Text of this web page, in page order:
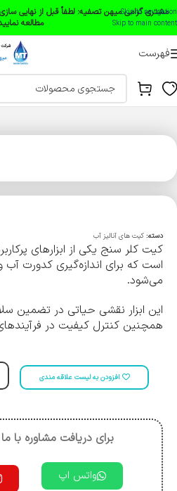
Skip to navigation
Skip to main content
مشتری گرامی میهن تصفیه: لطفاً قبل از نهایی
مطالعه
فهرست
دسته: کیت های آنالیز آب
کیت کلر سنج یکی از ابزارهای
است که برای اندازه‌گیری کدورت آب
می‌شود.
این ابزار نقشی حیاتی در تضمین
همچنین کنترل کیفیت در
افزودن به لیست علاقه مندی
برای دریافت مشاوره با
واتس اپ